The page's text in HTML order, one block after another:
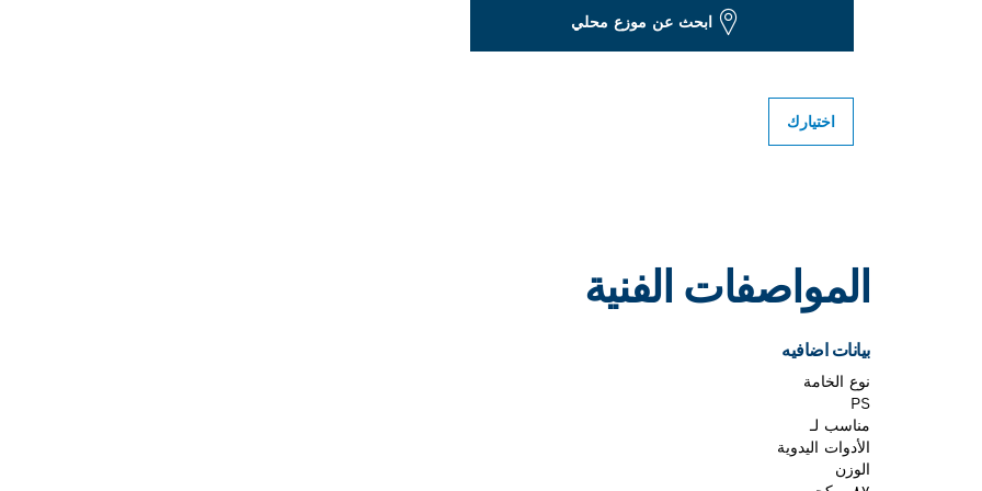
ابحث عن موزع محلي
اختيارك
المواصفات الفنية
بيانات اضافيه
نوع الخامة
PS
مناسب لـ
الأدوات اليدوية
الوزن